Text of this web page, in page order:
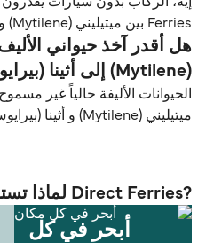
Ferries بين ميتيليني (Mytilene) و أثينا (بيرايوس).
هل أقدر آخذ حيواني
(Mytilene) إلى أثينا (بيرايوس)؟
الحيوانات الأليفة حالياً غير
ميتيليني (Mytilene) و أثينا (بيرايوس).
?Direct Ferries لماذا تستخدم
أبحر في كل